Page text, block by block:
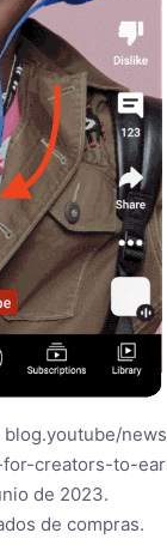
blog.youtube/
creators-to-
de 2023.
de compras.